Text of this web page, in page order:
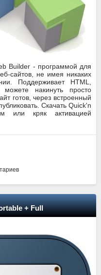
Builder - программой для
сайтов, не имея никаких
Поддерживает HTML,
накинуть просто
готов, через встроенный
Скачать Quick'n
или кряк активацией
+ Full